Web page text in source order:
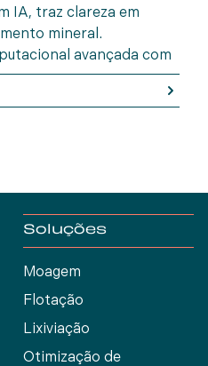
IA, traz clareza em
mineral.
avançada com
o OreVia promove
lucratividade em todas
Soluções
Moagem
Flotação
Lixiviação
Otimização de